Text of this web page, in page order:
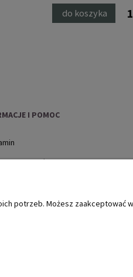
do koszyka
I POMOC
prywatności
i dostawa
potrzeb. Możesz